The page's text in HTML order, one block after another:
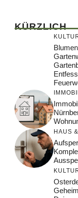
KÜRZLICH
HAUS